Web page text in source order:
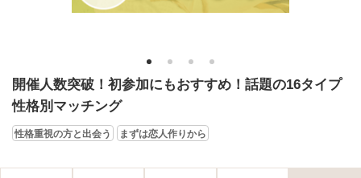
1 2 3 4
開催人数突破！初参加にもおすすめ！話題の16タイプ
性格別マッチング
性格重視の方と出会う まずは恋人作りから